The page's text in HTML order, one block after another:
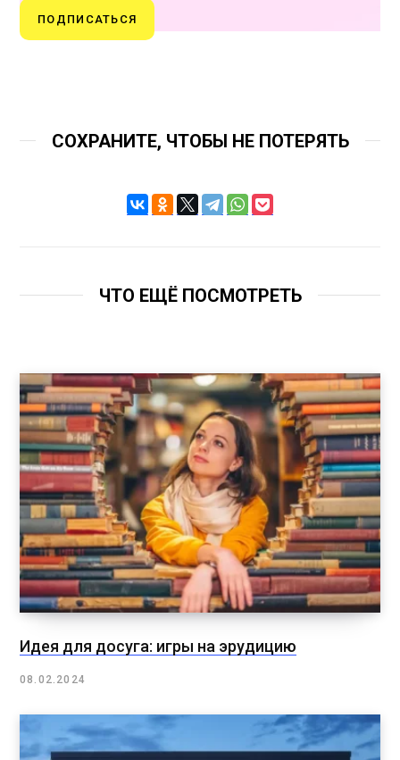
ПОДПИСАТЬСЯ
СОХРАНИТЕ, ЧТОБЫ НЕ ПОТЕРЯТЬ
ЧТО ЕЩЁ ПОСМОТРЕТЬ
Идея для досуга: игры на эрудицию
08.02.2024